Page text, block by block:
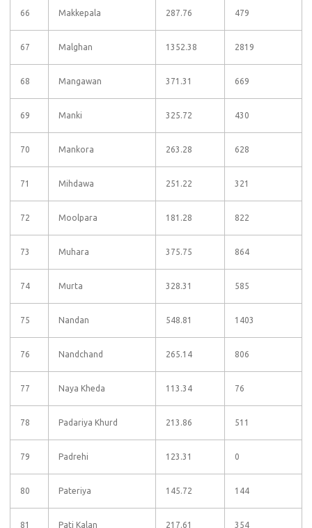
66 Makkepala 287.76 479
67 Malghan 1352.38 2819
68 Mangawan 371.31 669
69 Manki 325.72 430
70 Mankora 263.28 628
71 Mihdawa 251.22 321
72 Moolpara 181.28 822
73 Muhara 375.75 864
74 Murta 328.31 585
75 Nandan 548.81 1403
76 Nandchand 265.14 806
77 Naya Kheda 113.34 76
78 Padariya Khurd 213.86 511
79 Padrehi 123.31 0
80 Pateriya 145.72 144
81 Pati Kalan 217.61 354